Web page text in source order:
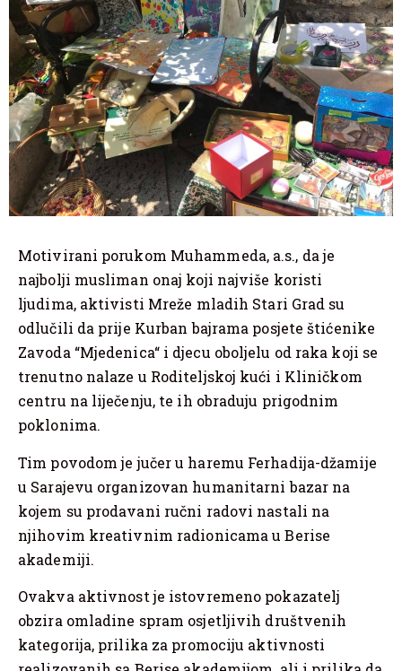
Motivirani porukom Muhammeda, a.s., da je
najbolji musliman onaj koji najviše koristi
ljudima, aktivisti Mreže mladih Stari Grad su
odlučili da prije Kurban bajrama posjete štićenike
Zavoda “Mjedenica“ i djecu oboljelu od raka koji se
trenutno nalaze u Roditeljskoj kući i Kliničkom
centru na liječenju, te ih obraduju prigodnim
poklonima.
Tim povodom je jučer u haremu Ferhadija-džamije
u Sarajevu organizovan humanitarni bazar na
kojem su prodavani ručni radovi nastali na
njihovim kreativnim radionicama u Berise
akademiji.
Ovakva aktivnost je istovremeno pokazatelj
obzira omladine spram osjetljivih društvenih
kategorija, prilika za promociju aktivnosti